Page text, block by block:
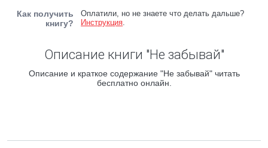
Как получить
книгу?
Оплатили, но не знаете что делать дальше?
Инструкция.
Описание книги "Не забывай"
Описание и краткое содержание "Не забывай" читать
бесплатно онлайн.